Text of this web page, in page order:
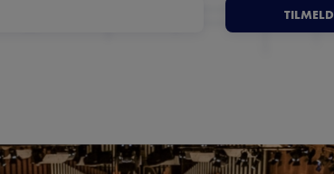
TILMELD